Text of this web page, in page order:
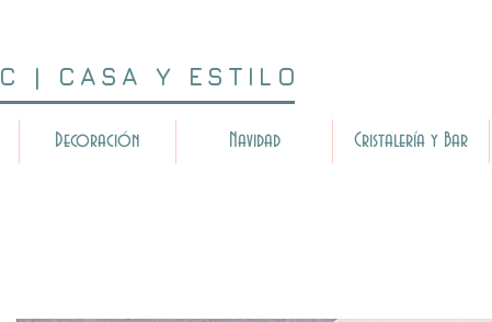
C | CASA Y ESTILO
Decoración Navidad Cristalería y Bar